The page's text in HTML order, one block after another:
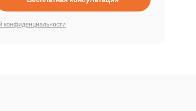
конфиденциальности